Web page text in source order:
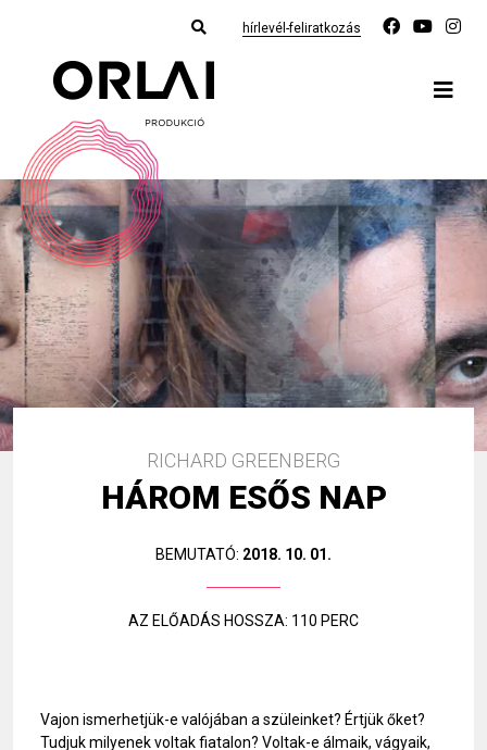
hírlevél-feliratkozás
RICHARD GREENBERG
HÁROM ESŐS NAP
BEMUTATÓ: 2018. 10. 01.
AZ ELŐADÁS HOSSZA: 110 PERC
Vajon ismerhetjük-e valójában a szüleinket? Értjük őket?
Tudjuk milyenek voltak fiatalon? Voltak-e álmaik, vágyaik,